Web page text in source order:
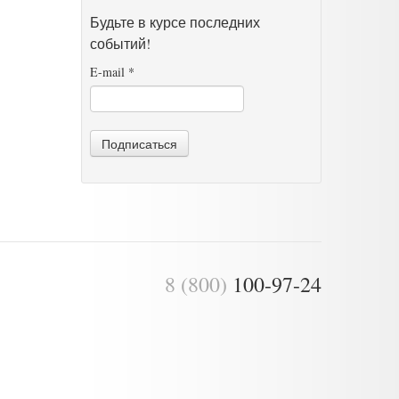
Будьте в курсе последних
событий!
E-mail *
Подписаться
8 (800) 100-97-24